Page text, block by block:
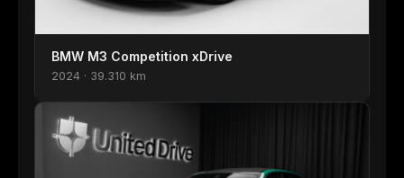
BMW M3 Competition xDrive
2024 · 39.310 km